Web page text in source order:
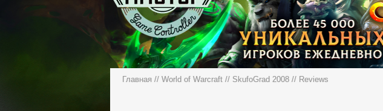
Главная // World of Warcraft // SkufoGrad 2008 // Reviews